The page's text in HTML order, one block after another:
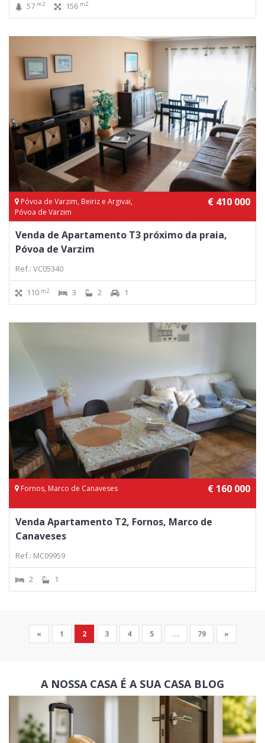
57 m2 156 m2
Póvoa de Varzim, Beiriz e Argivai,
Póvoa de Varzim
€ 410 000
Venda de Apartamento T3 próximo da praia,
Póvoa de Varzim
Ref.: VC05340
110 m2 3 2 1
Fornos, Marco de Canaveses € 160 000
Venda Apartamento T2, Fornos, Marco de
Canaveses
Ref.: MC09959
2 1
« 1 2 3 4 5 ... 79 »
A NOSSA CASA É A SUA CASA BLOG